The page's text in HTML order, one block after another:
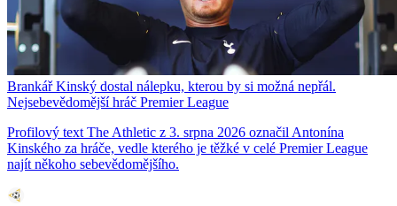
Brankář Kinský dostal nálepku, kterou by si možná nepřál.
Nejsebevědomější hráč Premier League
Profilový text The Athletic z 3. srpna 2026 označil Antonína
Kinského za hráče, vedle kterého je těžké v celé Premier League
najít někoho sebevědomějšího.